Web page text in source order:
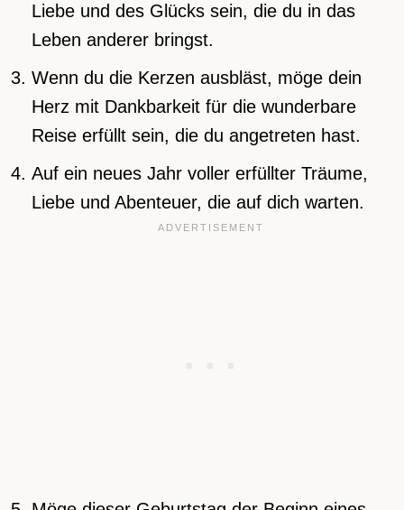
Liebe und des Glücks sein, die du in das
Leben anderer bringst.
Wenn du die Kerzen ausbläst, möge dein
Herz mit Dankbarkeit für die wunderbare
Reise erfüllt sein, die du angetreten hast.
Auf ein neues Jahr voller erfüllter Träume,
Liebe und Abenteuer, die auf dich warten.